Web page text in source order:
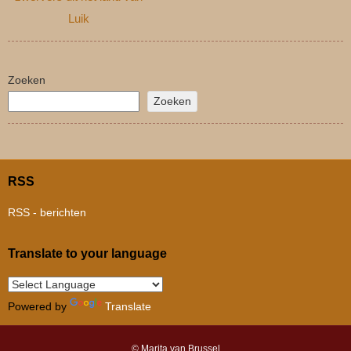
Luik
Zoeken
Zoeken
RSS
RSS - berichten
Translate to your language
Powered by Translate
© Marita van Brussel